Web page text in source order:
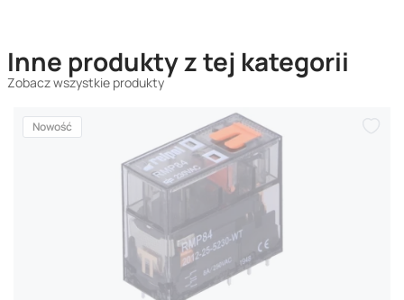
Inne produkty z tej kategorii
Zobacz wszystkie produkty
Nowość